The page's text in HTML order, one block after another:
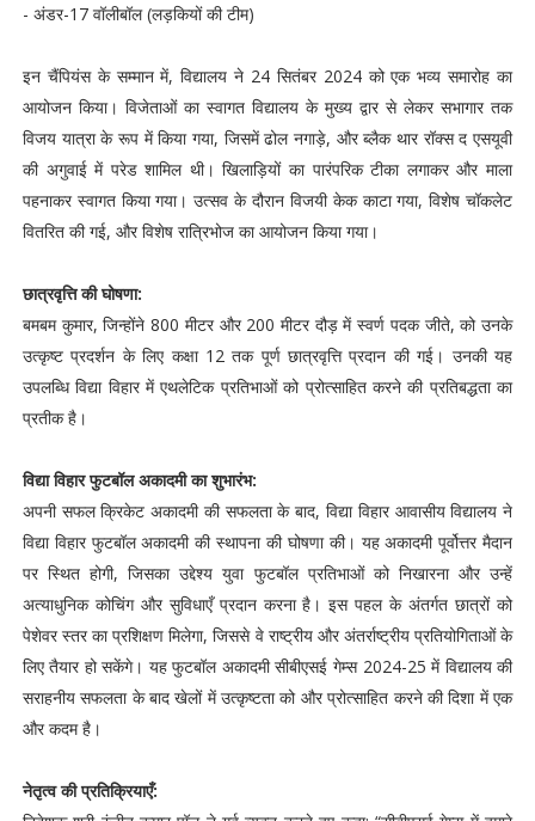
- अंडर-17 वॉलीबॉल (लड़कियों की टीम)
इन चैंपियंस के सम्मान में, विद्यालय ने 24 सितंबर 2024 को एक भव्य समारोह का
आयोजन किया। विजेताओं का स्वागत विद्यालय के मुख्य द्वार से लेकर सभागार तक
विजय यात्रा के रूप में किया गया, जिसमें ढोल नगाड़े, और ब्लैक थार रॉक्स द एसयूवी
की अगुवाई में परेड शामिल थी। खिलाड़ियों का पारंपरिक टीका लगाकर और माला
पहनाकर स्वागत किया गया। उत्सव के दौरान विजयी केक काटा गया, विशेष चॉकलेट
वितरित की गई, और विशेष रात्रिभोज का आयोजन किया गया।
छात्रवृत्ति की घोषणा:
बमबम कुमार, जिन्होंने 800 मीटर और 200 मीटर दौड़ में स्वर्ण पदक जीते, को उनके
उत्कृष्ट प्रदर्शन के लिए कक्षा 12 तक पूर्ण छात्रवृत्ति प्रदान की गई। उनकी यह
उपलब्धि विद्या विहार में एथलेटिक प्रतिभाओं को प्रोत्साहित करने की प्रतिबद्धता का
प्रतीक है।
विद्या विहार फुटबॉल अकादमी का शुभारंभ:
अपनी सफल क्रिकेट अकादमी की सफलता के बाद, विद्या विहार आवासीय विद्यालय ने
विद्या विहार फुटबॉल अकादमी की स्थापना की घोषणा की। यह अकादमी पूर्वोत्तर मैदान
पर स्थित होगी, जिसका उद्देश्य युवा फुटबॉल प्रतिभाओं को निखारना और उन्हें
अत्याधुनिक कोचिंग और सुविधाएँ प्रदान करना है। इस पहल के अंतर्गत छात्रों को
पेशेवर स्तर का प्रशिक्षण मिलेगा, जिससे वे राष्ट्रीय और अंतर्राष्ट्रीय प्रतियोगिताओं के
लिए तैयार हो सकेंगे। यह फुटबॉल अकादमी सीबीएसई गेम्स 2024-25 में विद्यालय की
सराहनीय सफलता के बाद खेलों में उत्कृष्टता को और प्रोत्साहित करने की दिशा में एक
और कदम है।
नेतृत्व की प्रतिक्रियाएँ: